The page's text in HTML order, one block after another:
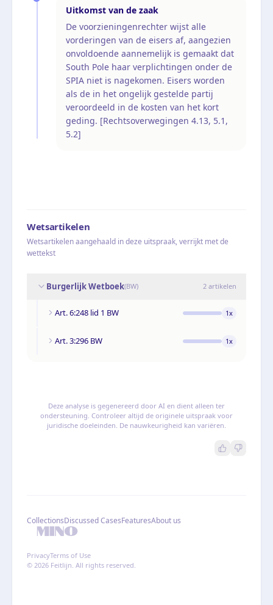
Uitkomst van de zaak
De voorzieningenrechter wijst alle
vorderingen van de eisers af, aangezien
onvoldoende aannemelijk is gemaakt dat
South Pole haar verplichtingen onder de
SPIA niet is nagekomen. Eisers worden
als de in het ongelijk gestelde partij
veroordeeld in de kosten van het kort
geding. [Rechtsoverwegingen 4.13, 5.1,
5.2]
Wetsartikelen
Wetsartikelen aangehaald in deze uitspraak, verrijkt met de
wettekst
Burgerlijk Wetboek(BW) 2 artikelen
Art. 6:248 lid 1 BW 1x
Art. 3:296 BW 1x
Deze analyse is gegenereerd door AI en dient alleen ter
ondersteuning. Controleer altijd de originele uitspraak voor
juridische doeleinden. De nauwkeurigheid kan variëren.
CollectionsDiscussed CasesFeaturesAbout us
PrivacyTerms of Use
© 2026 Feitlijn. All rights reserved.